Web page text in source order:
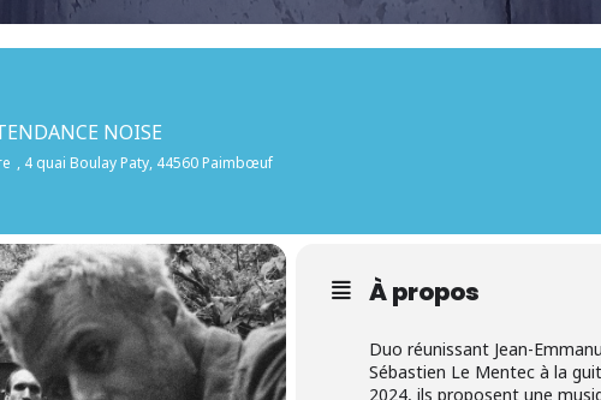
NOISE
, 4 quai Boulay Paty, 44560 Paimbœuf
À propos
Duo réunissant Jean-
Sébastien Le Mentec à la
2024, ils proposent une